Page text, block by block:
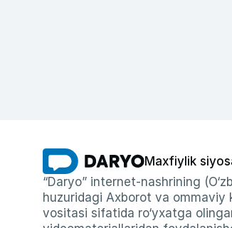
Maxfiylik
“Daryo” internet-nashrining
huzuridagi Axborot va
vositasi sifatida ro‘yxatga